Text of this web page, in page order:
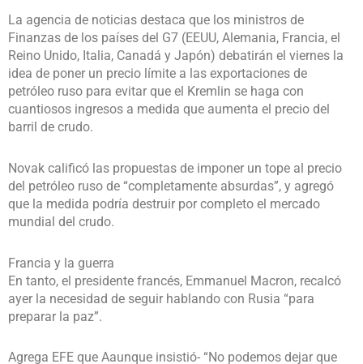
La agencia de noticias destaca que los ministros de
Finanzas de los países del G7 (EEUU, Alemania, Francia, el
Reino Unido, Italia, Canadá y Japón) debatirán el viernes la
idea de poner un precio límite a las exportaciones de
petróleo ruso para evitar que el Kremlin se haga con
cuantiosos ingresos a medida que aumenta el precio del
barril de crudo.
Novak calificó las propuestas de imponer un tope al precio
del petróleo ruso de “completamente absurdas”, y agregó
que la medida podría destruir por completo el mercado
mundial del crudo.
Francia y la guerra
En tanto, el presidente francés, Emmanuel Macron, recalcó
ayer la necesidad de seguir hablando con Rusia “para
preparar la paz”.
Agrega EFE que Aaunque insistió- “No podemos dejar que